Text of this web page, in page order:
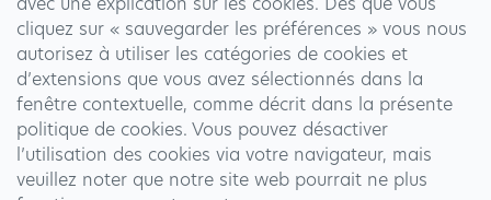
cliquez sur « sauvegarder les préférences » vous nous
autorisez à utiliser les catégories de cookies et
d’extensions que vous avez sélectionnés dans la
fenêtre contextuelle, comme décrit dans la présente
politique de cookies. Vous pouvez désactiver
l’utilisation des cookies via votre navigateur, mais
veuillez noter que notre site web pourrait ne plus